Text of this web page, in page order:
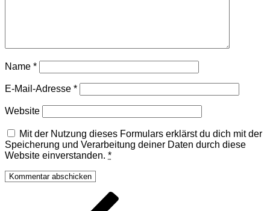
Name *
E-Mail-Adresse *
Website
Mit der Nutzung dieses Formulars erklärst du dich mit der
Speicherung und Verarbeitung deiner Daten durch diese
Website einverstanden. *
Beitragsnavigation